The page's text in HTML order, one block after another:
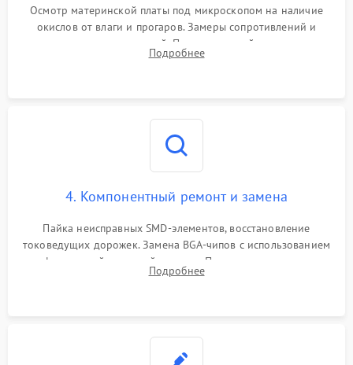
Осмотр материнской платы под микроскопом на наличие
окислов от влаги и прогаров. Замеры сопротивлений и
дежурных напряжений. Проверка цепей питания,
мультиконтроллера, процессора и видеочипа.
Подробнее
4. Компонентный ремонт и замена
Пайка неисправных SMD-элементов, восстановление
токоведущих дорожек. Замена BGA-чипов с использованием
инфракрасной паяльной станции. Прошивка микросхемы
BIOS или замена поврежденных портов USB
Подробнее